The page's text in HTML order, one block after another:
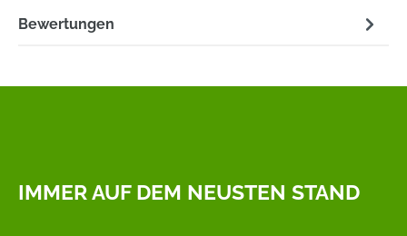
Bewertungen
IMMER AUF DEM NEUSTEN STAND